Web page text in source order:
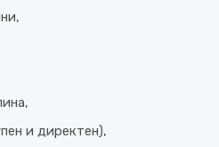
и директен),